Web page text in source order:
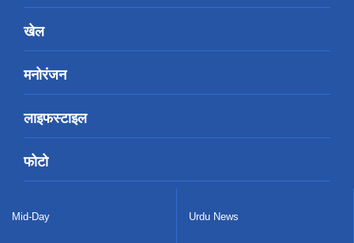
खेल
मनोरंजन
लाइफस्टाइल
फोटो
Mid-Day Urdu News